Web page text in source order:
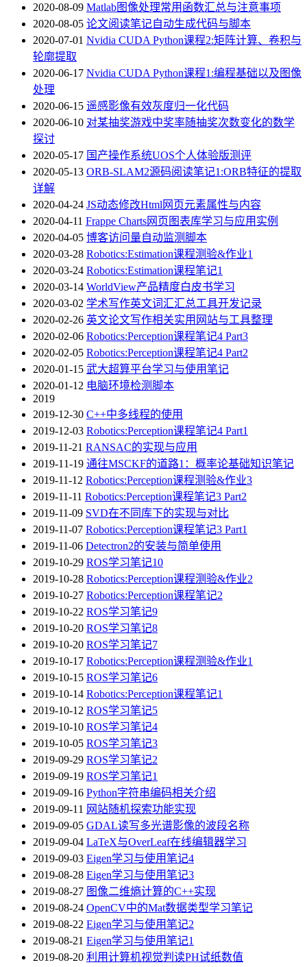
2020-08-09 Matlab图像处理常用函数汇总与注意事项
2020-08-05 论文阅读笔记自动生成代码与脚本
2020-07-01 Nvidia CUDA Python课程2:矩阵计算、卷积与
轮廓提取
2020-06-17 Nvidia CUDA Python课程1:编程基础以及图像
处理
2020-06-15 遥感影像有效灰度归一化代码
2020-06-10 对某抽奖游戏中奖率随抽奖次数变化的数学
探讨
2020-05-17 国产操作系统UOS个人体验版测评
2020-05-13 ORB-SLAM2源码阅读笔记1:ORB特征的提取
详解
2020-04-24 JS动态修改Html网页元素属性与内容
2020-04-11 Frappe Charts网页图表库学习与应用实例
2020-04-05 博客访问量自动监测脚本
2020-03-28 Robotics:Estimation课程测验&作业1
2020-03-24 Robotics:Estimation课程笔记1
2020-03-14 WorldView产品精度白皮书学习
2020-03-02 学术写作英文词汇汇总工具开发记录
2020-02-26 英文论文写作相关实用网站与工具整理
2020-02-06 Robotics:Perception课程笔记4 Part3
2020-02-05 Robotics:Perception课程笔记4 Part2
2020-01-15 武大超算平台学习与使用笔记
2020-01-12 电脑环境检测脚本
2019
2019-12-30 C++中多线程的使用
2019-12-03 Robotics:Perception课程笔记4 Part1
2019-11-21 RANSAC的实现与应用
2019-11-19 通往MSCKF的道路1：概率论基础知识笔记
2019-11-12 Robotics:Perception课程测验&作业3
2019-11-11 Robotics:Perception课程笔记3 Part2
2019-11-09 SVD在不同库下的实现与对比
2019-11-07 Robotics:Perception课程笔记3 Part1
2019-11-06 Detectron2的安装与简单使用
2019-10-29 ROS学习笔记10
2019-10-28 Robotics:Perception课程测验&作业2
2019-10-27 Robotics:Perception课程笔记2
2019-10-22 ROS学习笔记9
2019-10-20 ROS学习笔记8
2019-10-20 ROS学习笔记7
2019-10-17 Robotics:Perception课程测验&作业1
2019-10-15 ROS学习笔记6
2019-10-14 Robotics:Perception课程笔记1
2019-10-12 ROS学习笔记5
2019-10-10 ROS学习笔记4
2019-10-05 ROS学习笔记3
2019-09-29 ROS学习笔记2
2019-09-19 ROS学习笔记1
2019-09-16 Python字符串编码相关介绍
2019-09-11 网站随机探索功能实现
2019-09-05 GDAL读写多光谱影像的波段名称
2019-09-04 LaTeX与OverLeaf在线编辑器学习
2019-09-03 Eigen学习与使用笔记4
2019-08-28 Eigen学习与使用笔记3
2019-08-27 图像二维熵计算的C++实现
2019-08-24 OpenCV中的Mat数据类型学习笔记
2019-08-22 Eigen学习与使用笔记2
2019-08-21 Eigen学习与使用笔记1
2019-08-20 利用计算机视觉判读PH试纸数值